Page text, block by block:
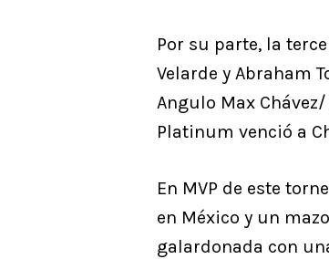
Por su parte, la
Velarde y Abraham
Angulo Max
Platinum venció a
En MVP de este
en México y un
galardonada con